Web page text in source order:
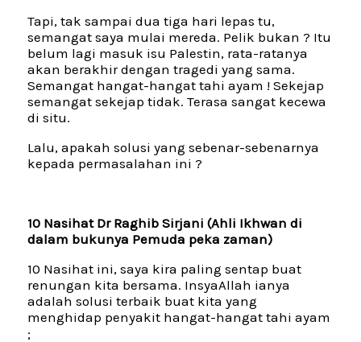
Tapi, tak sampai dua tiga hari lepas tu,
semangat saya mulai mereda. Pelik bukan ? Itu
belum lagi masuk isu Palestin, rata-ratanya
akan berakhir dengan tragedi yang sama.
Semangat hangat-hangat tahi ayam ! Sekejap
semangat sekejap tidak. Terasa sangat kecewa
di situ.
Lalu, apakah solusi yang sebenar-sebenarnya
kepada permasalahan ini ?
10 Nasihat Dr Raghib Sirjani (Ahli Ikhwan di
dalam bukunya Pemuda peka zaman)
10 Nasihat ini, saya kira paling sentap buat
renungan kita bersama. InsyaAllah ianya
adalah solusi terbaik buat kita yang
menghidap penyakit hangat-hangat tahi ayam
;